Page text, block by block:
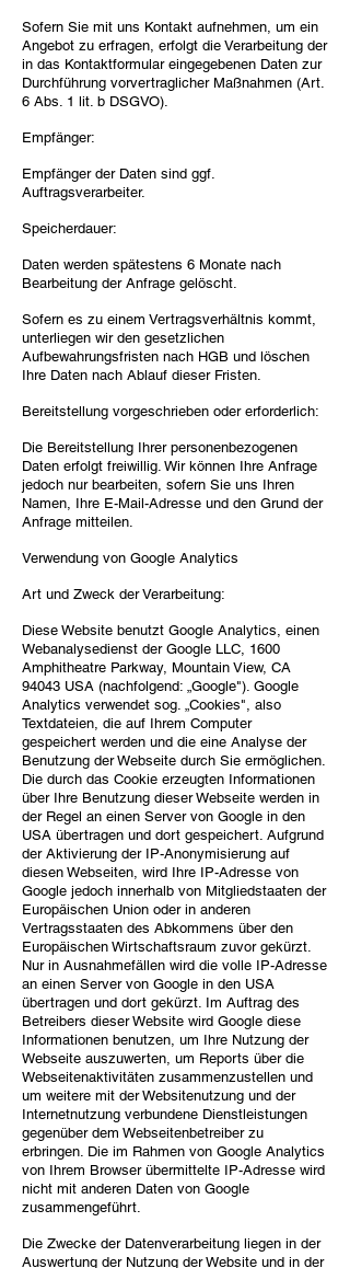
Sofern Sie mit uns Kontakt aufnehmen, um ein
Angebot zu erfragen, erfolgt die Verarbeitung der
in das Kontaktformular eingegebenen Daten zur
Durchführung vorvertraglicher Maßnahmen (Art.
6 Abs. 1 lit. b DSGVO).
Empfänger:
Empfänger der Daten sind ggf.
Auftragsverarbeiter.
Speicherdauer:
Daten werden spätestens 6 Monate nach
Bearbeitung der Anfrage gelöscht.
Sofern es zu einem Vertragsverhältnis kommt,
unterliegen wir den gesetzlichen
Aufbewahrungsfristen nach HGB und löschen
Ihre Daten nach Ablauf dieser Fristen.
Bereitstellung vorgeschrieben oder erforderlich:
Die Bereitstellung Ihrer personenbezogenen
Daten erfolgt freiwillig. Wir können Ihre Anfrage
jedoch nur bearbeiten, sofern Sie uns Ihren
Namen, Ihre E-Mail-Adresse und den Grund der
Anfrage mitteilen.
Verwendung von Google Analytics
Art und Zweck der Verarbeitung:
Diese Website benutzt Google Analytics, einen
Webanalysedienst der Google LLC, 1600
Amphitheatre Parkway, Mountain View, CA
94043 USA (nachfolgend: „Google"). Google
Analytics verwendet sog. „Cookies", also
Textdateien, die auf Ihrem Computer
gespeichert werden und die eine Analyse der
Benutzung der Webseite durch Sie ermöglichen.
Die durch das Cookie erzeugten Informationen
über Ihre Benutzung dieser Webseite werden in
der Regel an einen Server von Google in den
USA übertragen und dort gespeichert. Aufgrund
der Aktivierung der IP-Anonymisierung auf
diesen Webseiten, wird Ihre IP-Adresse von
Google jedoch innerhalb von Mitgliedstaaten der
Europäischen Union oder in anderen
Vertragsstaaten des Abkommens über den
Europäischen Wirtschaftsraum zuvor gekürzt.
Nur in Ausnahmefällen wird die volle IP-Adresse
an einen Server von Google in den USA
übertragen und dort gekürzt. Im Auftrag des
Betreibers dieser Website wird Google diese
Informationen benutzen, um Ihre Nutzung der
Webseite auszuwerten, um Reports über die
Webseitenaktivitäten zusammenzustellen und
um weitere mit der Websitenutzung und der
Internetnutzung verbundene Dienstleistungen
gegenüber dem Webseitenbetreiber zu
erbringen. Die im Rahmen von Google Analytics
von Ihrem Browser übermittelte IP-Adresse wird
nicht mit anderen Daten von Google
zusammengeführt.
Die Zwecke der Datenverarbeitung liegen in der
Auswertung der Nutzung der Website und in der